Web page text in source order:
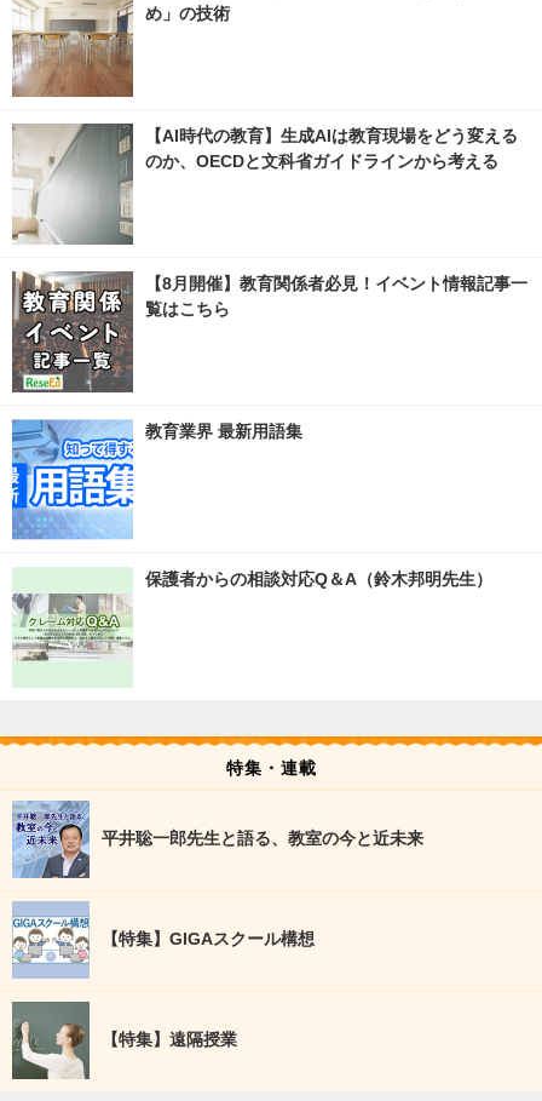
め」の技術
【AI時代の教育】生成AIは教育現場をどう変える
のか、OECDと文科省ガイドラインから考える
【8月開催】教育関係者必見！イベント情報記事一
覧はこちら
教育業界 最新用語集
保護者からの相談対応Q＆A（鈴木邦明先生）
特集・連載
平井聡一郎先生と語る、教室の今と近未来
【特集】GIGAスクール構想
【特集】遠隔授業